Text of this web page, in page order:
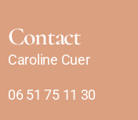
Contact
Caroline Cuer
06 51 75 11 30